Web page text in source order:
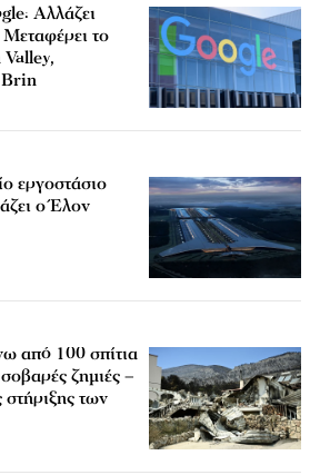
Αλλάζει
το
Brin
εργοστάσιο
ο Έλον
από 100 σπίτια
ζημιές –
στήριξης των